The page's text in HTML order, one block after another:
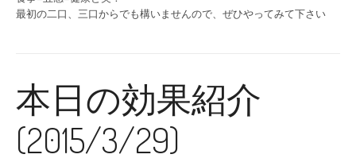
最初の二口、三口からでも構いませんので、ぜひやってみて下さい
本日の効果紹介
(2015/3/29)